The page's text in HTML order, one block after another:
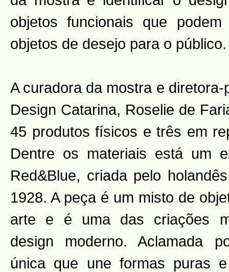
objetos funcionais que
objetos de desejo para o público.
A curadora da mostra e
Design Catarina, Roselie de
45 produtos físicos e três em
Dentre os materiais está um
Red&Blue, criada pelo
1928. A peça é um misto de
arte e é uma das criações
design moderno. Aclamada
única que une formas puras